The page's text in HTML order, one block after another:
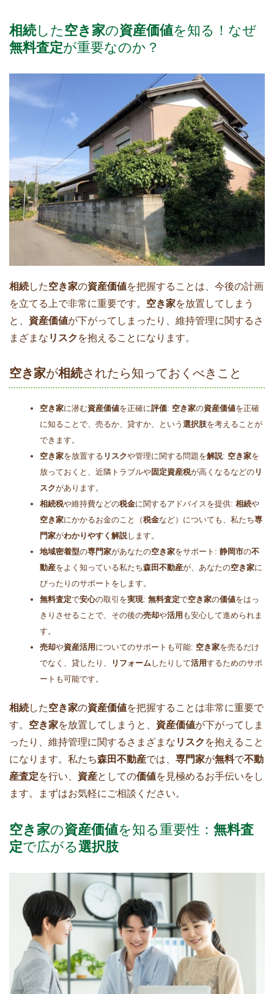
相続した空き家の資産価値を知る！なぜ
無料査定が重要なのか？
相続した空き家の資産価値を把握することは、今後の計画
を立てる上で非常に重要です。 空き家を放置してしまう
と、 資産価値が下がってしまったり、維持管理に関するさ
まざまな リスク を抱えることになります。
空き家が相続されたら知っておくべきこと
空き家に潜む資産価値を正確に評価: 空き家の資産価値を正確
に知ることで、売るか、貸すか、という 選択肢を考えることが
できます。
空き家を放置する リスクや管理に関する問題を解説: 空き家を
放っておくと、近隣トラブルや固定資産税が高くなるなどの リ
スクがあります。
相続税や維持費などの税金に関するアドバイスを提供: 相続や
空き家にかかるお金のこと（税金など）についても、私たち専
門家がわかりやすく解説します。
地域密着型の専門家があなたの空き家をサポート: 静岡市の不
動産をよく知っている私たち森田不動産が、あなたの空き家に
ぴったりのサポートをします。
無料査定で安心の取引を実現: 無料査定で空き家の価値をはっ
きりさせることで、その後の売却や活用 も安心して進められま
す。
売却や資産活用についてのサポートも可能: 空き家を売るだけ
でなく、貸したり、
リフォーム したりして活用するためのサポ
ートも可能です。
相続した空き家の資産価値を把握することは非常に重要で
す。 空き家を放置してしまうと、 資産価値が下がってしま
ったり、維持管理に関するさまざまな リスク を抱えること
になります。私たち森田不動産では、 専門家が無料で不動
産査定を行い、 資産としての価値を見極めるお手伝いをし
ます。まずはお気軽にご相談ください。
空き家の資産価値を知る重要性： 無料査
定で広がる選択肢